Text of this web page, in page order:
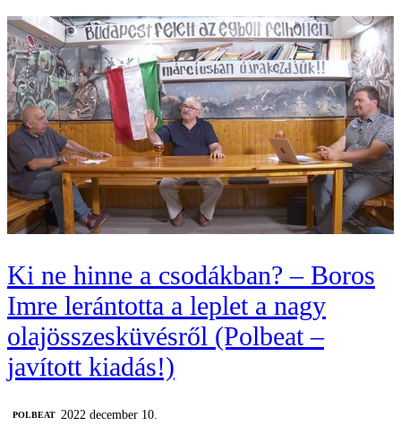
Ki ne hinne a csodákban? – Boros
Imre lerántotta a leplet a nagy
olajösszesküvésről (Polbeat –
javított kiadás!)
‎POLBEAT
2022 december 10.